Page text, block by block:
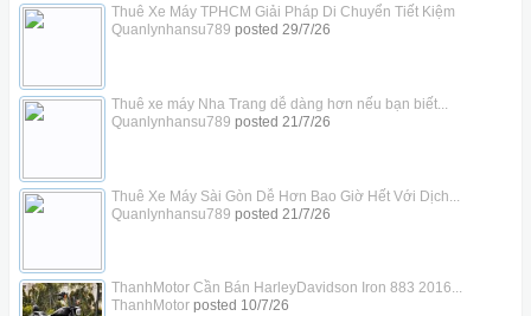
Thuê Xe Máy TPHCM Giải Pháp Di Chuyển Tiết Kiệm
Quanlynhansu789 posted 29/7/26
Thuê xe máy Nha Trang dễ dàng hơn nếu bạn biết...
Quanlynhansu789 posted 21/7/26
Thuê Xe Máy Sài Gòn Dễ Hơn Bao Giờ Hết Với Dịch...
Quanlynhansu789 posted 21/7/26
ThanhMotor Cần Bán HarleyDavidson Iron 883 2016...
ThanhMotorposted 10/7/26